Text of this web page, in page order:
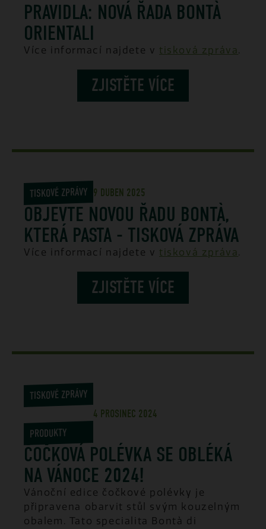
PRAVIDLA: NOVÁ ŘADA BONTÀ
ORIENTALI
Více informací najdete v tisková zpráva .
ZJISTĚTE VÍCE
TISKOVÉ ZPRÁVY 9 DUBEN 2025
OBJEVTE NOVOU ŘADU BONTÀ,
KTERÁ PASTA - TISKOVÁ ZPRÁVA
Více informací najdete v tisková zpráva .
ZJISTĚTE VÍCE
TISKOVÉ ZPRÁVY
PRODUKTY
4 PROSINEC 2024
ČOČKOVÁ POLÉVKA SE OBLÉKÁ
NA VÁNOCE 2024!
Vánoční edice čočkové polévky je
připravena obarvit stůl svým kouzelným
obalem. Tato specialita Bontà di